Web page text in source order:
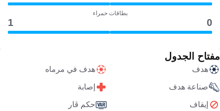
بطاقات حمراء
0
1
مفتاح الجدول
هدف هدف في مرماه
صناعة هدف إصابة
إيقاف حكم ڤار